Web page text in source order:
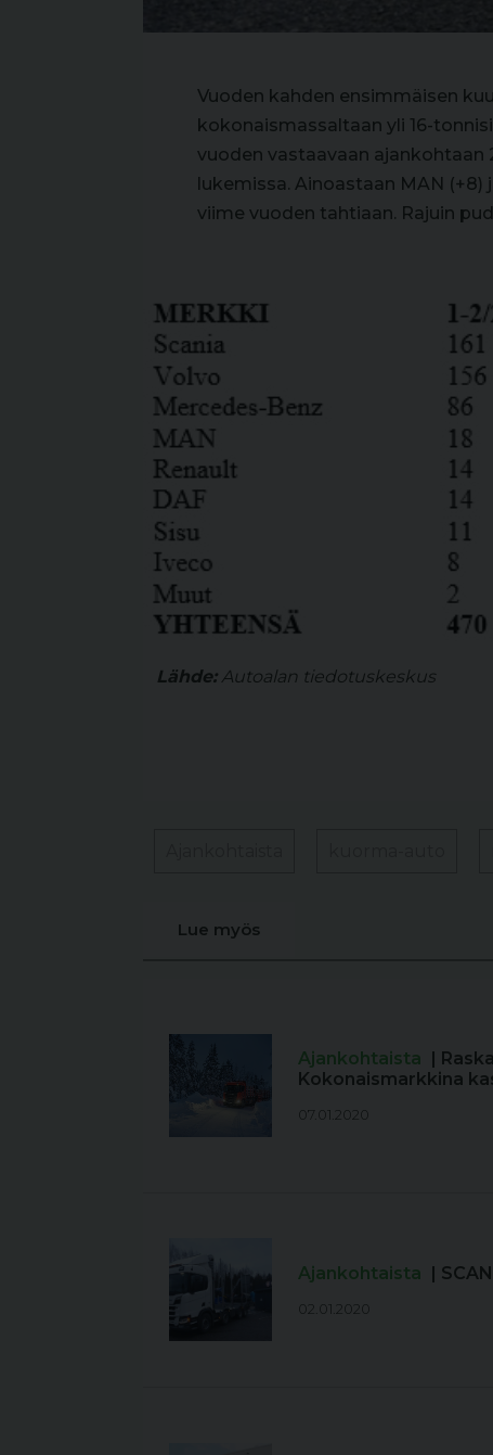
Vuoden kahden ensimmäisen
kokonaismassaltaan yli 16-
vuoden vastaavaan ajankohtaan
lukemissa. Ainoastaan MAN
viime vuoden tahtiaan. Rajuin
Lähde:Autoalan tiedotuskeskus
Lue myös
Ajankohtaista |
Kokonaismarkkina
07.01.2020
Ajankohtaista |
02.01.2020